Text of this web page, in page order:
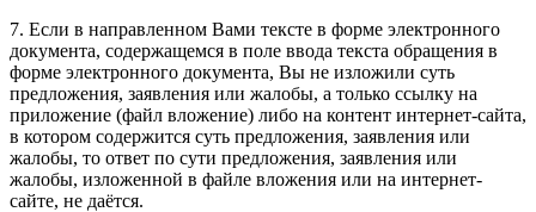
7. Если в направленном Вами тексте в форме электронного
документа, содержащемся в поле ввода текста обращения в
форме электронного документа, Вы не изложили суть
предложения, заявления или жалобы, а только ссылку на
приложение (файл вложение) либо на контент интернет-сайта,
в котором содержится суть предложения, заявления или
жалобы, то ответ по сути предложения, заявления или
жалобы, изложенной в файле вложения или на интернет-
сайте, не даётся.